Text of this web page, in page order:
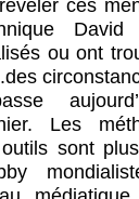
ces
ou ont
des
Les
sont